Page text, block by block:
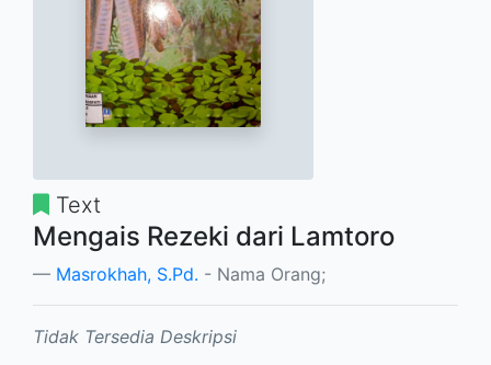
Text
Mengais Rezeki dari Lamtoro
Masrokhah, S.Pd. - Nama Orang;
Tidak Tersedia Deskripsi